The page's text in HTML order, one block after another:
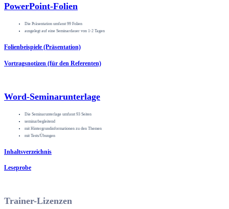
PowerPoint-Folien
Die Präsentation umfasst 99 Folien
ausgelegt auf eine Seminardauer von 1-2 Tagen
Folienbeispiele (Präsentation)
Vortragsnotizen (für den Referenten)
Word-Seminarunterlage
Die Seminarunterlage umfasst 93 Seiten
seminarbegleitend
mit Hintergrundinformationen zu den Themen
mit Tests/Übungen
Inhaltsverzeichnis
Leseprobe
Trainer-Lizenzen